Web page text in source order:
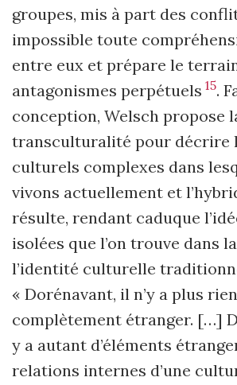
groupes, mis à part des
impossible toute
entre eux et prépare le
antagonismes perpétuels 15.
conception, Welsch propose
transculturalité pour décrire
culturels complexes dans
vivons actuellement et
résulte, rendant caduque
isolées que l’on trouve dans
l’identité culturelle
« Dorénavant, il n’y a plus
complètement étranger. […]
y a autant d’éléments
relations internes d’une